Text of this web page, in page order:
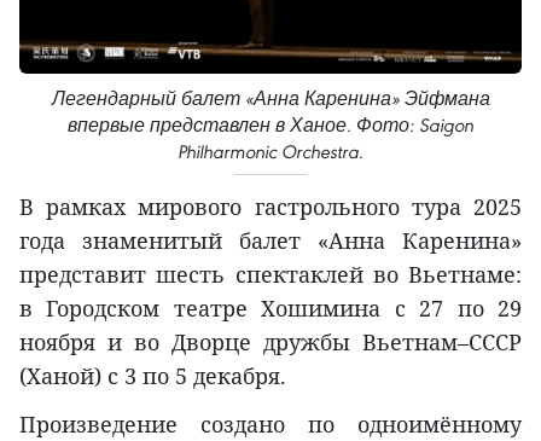
Легендарный балет «Анна Каренина» Эйфмана
впервые представлен в Ханое. Фото: Saigon
Philharmonic Orchestra.
В рамках мирового гастрольного тура 2025
года знаменитый балет «Анна Каренина»
представит шесть спектаклей во Вьетнаме:
в Городском театре Хошимина с 27 по 29
ноября и во Дворце дружбы Вьетнам–СССР
(Ханой) с 3 по 5 декабря.
Произведение создано по одноимённому